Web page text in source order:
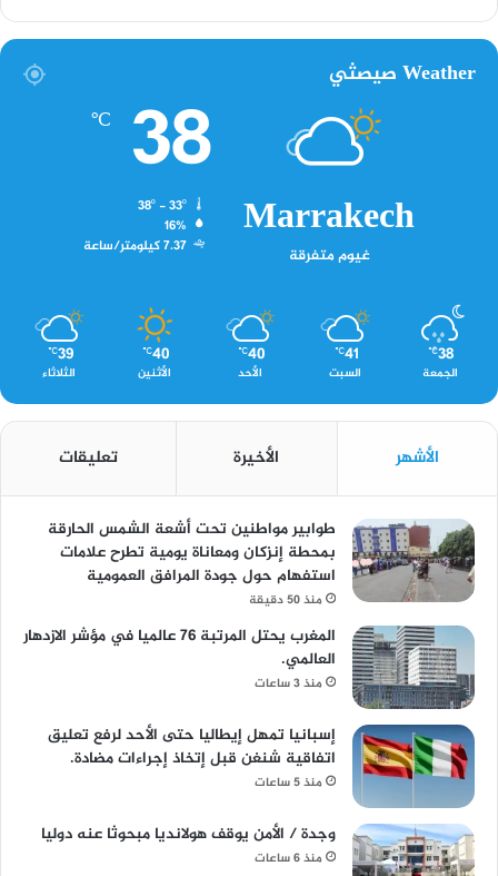
Weather صيصثي
Marrakech
غيوم متفرقة
38
℃
16%
7.37 كيلومتر/ساعة
38
℃
الجمعة
41
℃
السبت
40
℃
الأحد
40
℃
الأثنين
39
℃
الثلاثاء
الأشهر الأخيرة تعليقات
طوابير مواطنين تحت أشعة الشمس الحارقة
بمحطة إنزكان ومعاناة يومية تطرح علامات
استفهام حول جودة المرافق العمومية
منذ 50 دقيقة
المغرب يحتل المرتبة 76 عالميا في مؤشر الازدهار
العالمي.
منذ 3 ساعات
إسبانيا تمهل إيطاليا حتى الأحد لرفع تعليق
اتفاقية شنغن قبل إتخاذ إجراءات مضادة.
منذ 5 ساعات
وجدة / الأمن يوقف هولانديا مبحوثا عنه دوليا
منذ 6 ساعات